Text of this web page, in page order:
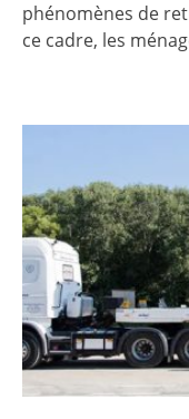
phénomènes de
ce cadre, les